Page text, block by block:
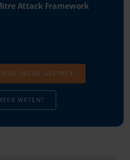
Attack Framework
GESPREK
WETEN?